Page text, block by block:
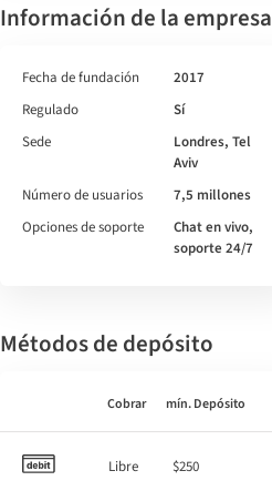
Información de la empresa
Fecha de fundación
2017
Regulado
Sí
Sede
Londres, Tel
Aviv
Número de usuarios
7,5 millones
Opciones de soporte
Chat en vivo,
soporte 24/7
Métodos de depósito
Cobrar mín. Depósito
Libre $250